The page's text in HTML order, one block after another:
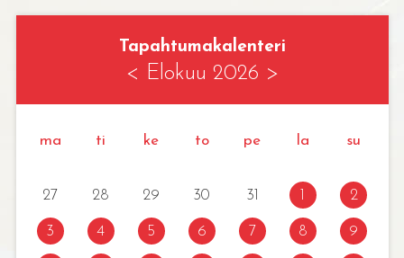
Tapahtumakalenteri
< Elokuu 2026 >
ma ti ke to pe la su
27 28 29 30 31 2
3 4 5 6 7 8 9